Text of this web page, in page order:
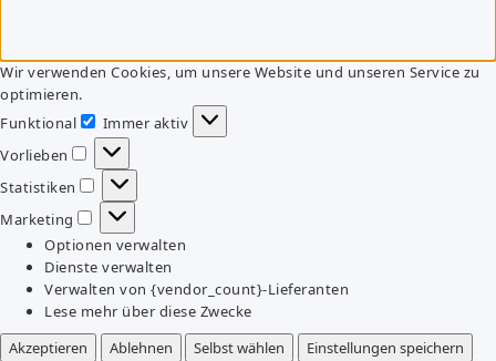
Wir verwenden Cookies, um unsere Website und unseren Service zu
optimieren.
Funktional
Funktional
Immer aktiv
Vorlieben
Vorlieben
Statistiken
Statistiken
Marketing
Marketing
Optionen verwalten
Dienste verwalten
Verwalten von {vendor_count}-Lieferanten
Lese mehr über diese Zwecke
Akzeptieren
Ablehnen Selbst wählen
Einstellungen speichern